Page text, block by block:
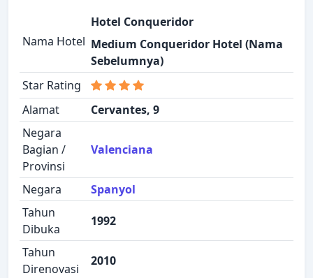
Nama Hotel
Hotel Conqueridor
Medium Conqueridor Hotel (Nama
Sebelumnya)
Star Rating
Alamat
Cervantes, 9
Negara
Bagian /
Provinsi
Valenciana
Negara
Spanyol
Tahun
Dibuka
1992
Tahun
Direnovasi
2010